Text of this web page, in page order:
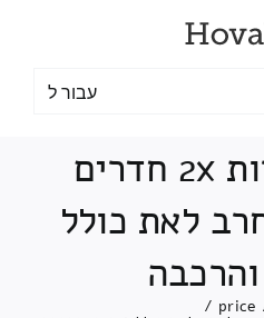
עבור ל
הובלות דירות 2x חדרים
לאת כולל
price
/